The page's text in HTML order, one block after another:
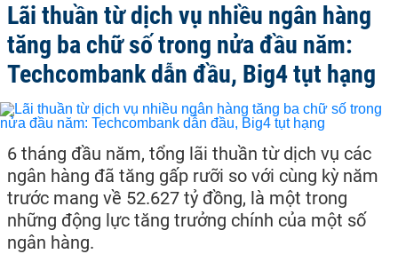
Lãi thuần từ dịch vụ nhiều ngân hàng
tăng ba chữ số trong nửa đầu năm:
Techcombank dẫn đầu, Big4 tụt hạng
6 tháng đầu năm, tổng lãi thuần từ dịch vụ các
ngân hàng đã tăng gấp rưỡi so với cùng kỳ năm
trước mang về 52.627 tỷ đồng, là một trong
những động lực tăng trưởng chính của một số
ngân hàng.